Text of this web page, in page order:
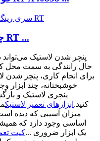
چرخ فولادی ۱۷ اینچی RT ...
پنچر شدن لاستیک می‌تواند
حال رانندگی به سمت محل
برای انجام کاری، پنچر شدن
خوشبختانه، چند ابزار
پنچری لاستیک و
کنید. ابزارهای تعمیر لاستیک
میزان آسیبی که دیده
اساسی وجود دارد که
یک ابزار ضروری ...کیت